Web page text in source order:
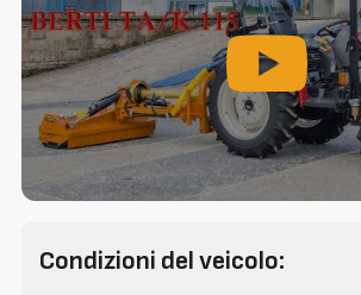
Condizioni del veicolo: